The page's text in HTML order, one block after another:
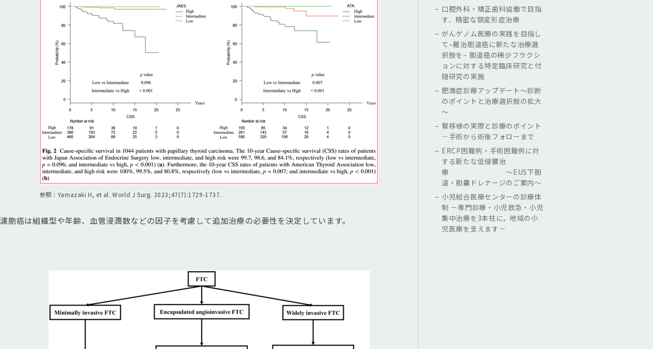
参照：Yamazaki H, et al. World J Surg. 2023;47(7):1729-1737.
濾胞癌は組織型や年齢、血管浸潤数などの因子を考慮して追加治療の必要性を決定しています。
口腔外科・矯正歯科協働で目指
す、精密な顎変形症治療
がんゲノム医療の実践を目指し
て–難治胆道癌に新たな治療選
択肢を– 胆道癌の稀少フラクシ
ョンに対する特定臨床研究と付
随研究の実施
肥満症診療アップデート～診断
のポイントと治療選択肢の拡大
～
腎移植の実際と診療のポイント
—手術から術後フォローまで
ERCP困難例・手術困難例に対
する新たな低侵襲治
療 ～EUS下胆
道・胆嚢ドレナージのご案内～
小児総合医療センターの診療体
制 －専門診療・小児救急・小児
集中治療を3本柱に，地域の小
児医療を支えます－